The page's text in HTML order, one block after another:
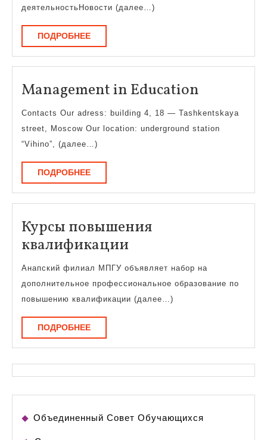
деятельностьНовости (далее…)
ПОДРОБНЕЕПОДРОБНЕЕ
Management in Education
in
Education
Contacts Our adress: building 4, 18 — Tashkentskaya
street, Moscow Our location: underground station
“Vihino”, (далее…)
ПОДРОБНЕЕПОДРОБНЕЕ
Курсы повышения
квалификации
повышения
квалификации
Анапский филиал МПГУ объявляет набор на
дополнительное профессиональное образование по
повышению квалификации (далее…)
ПОДРОБНЕЕПОДРОБНЕЕ
Объединенный Совет Обучающихся